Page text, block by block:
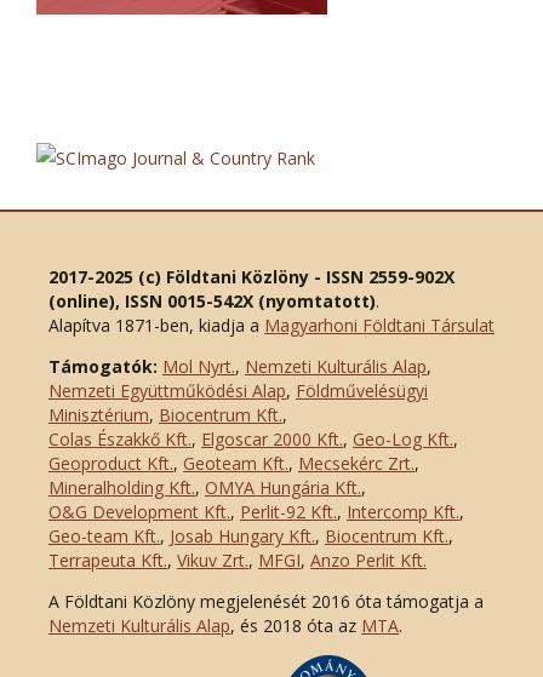
2017-2025 (c) Földtani Közlöny - ISSN 2559-902X
(online), ISSN 0015-542X (nyomtatott).
Alapítva 1871-ben, kiadja a Magyarhoni Földtani Társulat
Támogatók: Mol Nyrt., Nemzeti Kulturális Alap,
Nemzeti Együttműködési Alap, Földművelésügyi
Minisztérium, Biocentrum Kft.,
Colas Északkő Kft., Elgoscar 2000 Kft., Geo-Log Kft.,
Geoproduct Kft., Geoteam Kft., Mecsekérc Zrt.,
Mineralholding Kft., OMYA Hungária Kft.,
O&G Development Kft., Perlit-92 Kft., Intercomp Kft.,
Geo-team Kft., Josab Hungary Kft., Biocentrum Kft.,
Terrapeuta Kft., Vikuv Zrt., MFGI, Anzo Perlit Kft.
A Földtani Közlöny megjelenését 2016 óta támogatja a
Nemzeti Kulturális Alap, és 2018 óta az MTA.